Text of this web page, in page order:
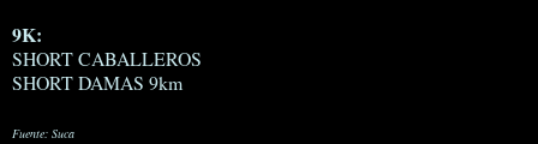
9K:
SHORT CABALLEROS
SHORT DAMAS 9km
Fuente: Suca